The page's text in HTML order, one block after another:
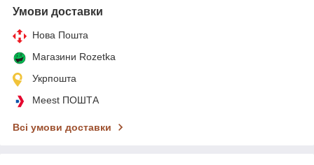
Умови доставки
Нова Пошта
Магазини Rozetka
Укрпошта
Meest ПОШТА
Всі умови доставки